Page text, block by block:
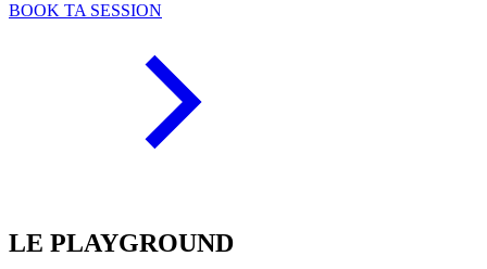
BOOK TA SESSION
LE PLAYGROUND